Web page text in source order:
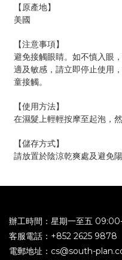
【原產地】
美國
【注意事項】
避免接觸眼睛。如不慎入眼
適及敏感，請立即停止使用
童接觸。
【使用方法】
在濕髮上輕輕按摩至起泡，
【儲存方式】
請放置於陰涼乾爽處及避免陽
辦工時間：星期一至五
客服電話：+852 2625 9878
電郵地址：cs@south-